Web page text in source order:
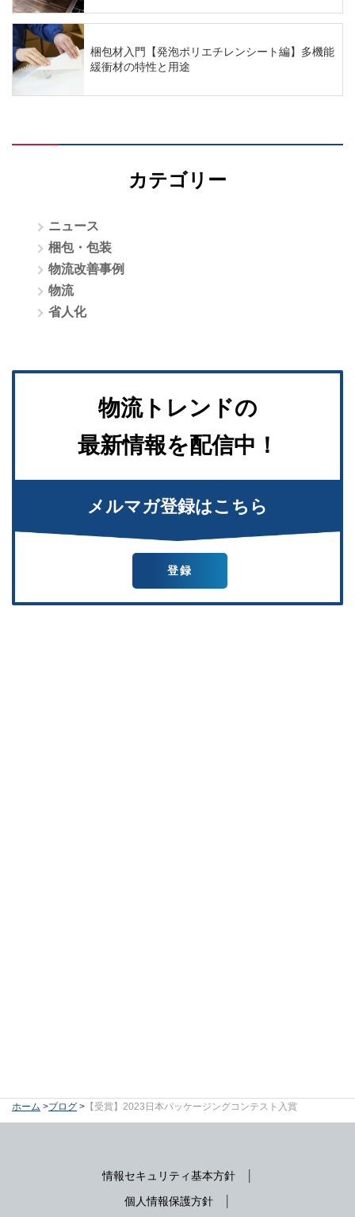
梱包材入門【発泡ポリエチレンシート編】多機能
緩衝材の特性と用途
カテゴリー
ニュース
梱包・包装
物流改善事例
物流
省人化
物流トレンドの
最新情報を配信中！
メルマガ登録はこちら
登録
ホーム ブログ 【受賞】2023日本パッケージングコンテスト入賞
情報セキュリティ基本方針
個人情報保護方針